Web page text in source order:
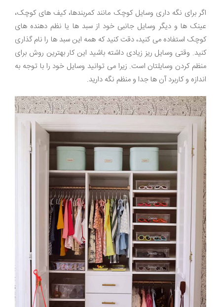
اگر برای نگه داری وسایل کوچک مانند کمربندها، کیف های کوچک،
عینک ها و دیگر وسایل جانبی خود از سبد ها یا نظم دهنده های
کوچک استفاده می کنید، دقت کنید که همه این سبد ها را نام گذاری
کنید. وقتی وسایل ریز زیادی داشته باشید این کار بهترین روش برای
منظم کردن وسایلتان است. زیرا می توانید وسایل خود را با توجه به
اندازه و کاربرد آن ها جدا و منظم نگه دارید.